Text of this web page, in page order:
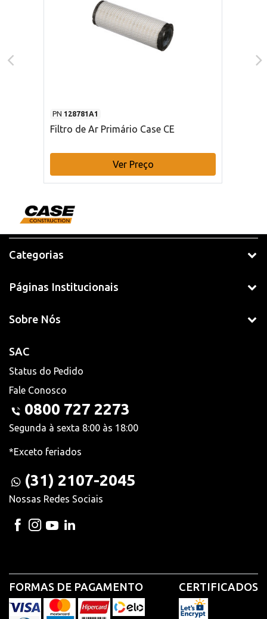
PN 128781A1
Filtro de Ar Primário Case CE
Ver Preço
Categorias
Páginas Institucionais
Sobre Nós
SAC
Status do Pedido
Fale Conosco
0800 727 2273
Segunda à sexta 8:00 às 18:00
*Exceto feriados
(31) 2107-2045
Nossas Redes Sociais
FORMAS DE PAGAMENTO CERTIFICADOS